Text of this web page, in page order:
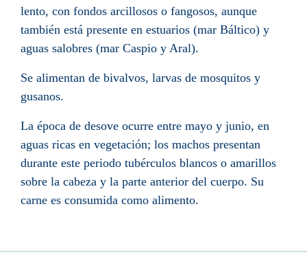
lento, con fondos arcillosos o fangosos, aunque
también está presente en estuarios (mar Báltico) y
aguas salobres (mar Caspio y Aral).
Se alimentan de bivalvos, larvas de mosquitos y
gusanos.
La época de desove ocurre entre mayo y junio, en
aguas ricas en vegetación; los machos presentan
durante este periodo tubérculos blancos o amarillos
sobre la cabeza y la parte anterior del cuerpo. Su
carne es consumida como alimento.